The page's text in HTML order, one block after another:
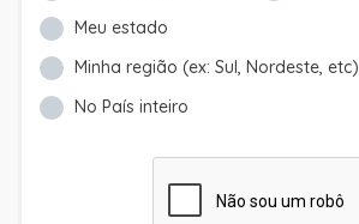
Meu estado
Minha região (ex: Sul, Nordeste, etc)
No País inteiro